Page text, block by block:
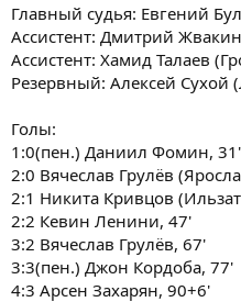
Главный судья: Евгений
Ассистент: Дмитрий
Ассистент: Хамид Талаев
Резервный: Алексей Сухой
Голы:
1:0(пен.) Даниил Фомин, 31'
2:0 Вячеслав Грулёв
2:1 Никита Кривцов
2:2 Кевин Ленини, 47'
3:2 Вячеслав Грулёв, 67'
3:3(пен.) Джон Кордоба, 77'
4:3 Арсен Захарян, 90+6'